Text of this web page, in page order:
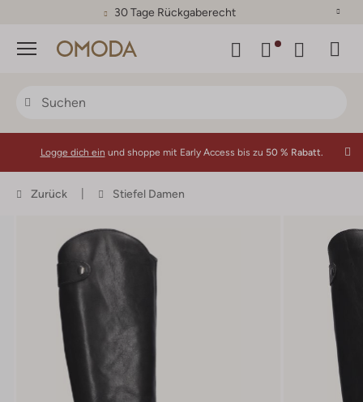
30 Tage Rückgaberecht
Menü
Logge dich ein und shoppe mit Early Access bis zu 50 % Rabatt.
Zurück Stiefel Damen